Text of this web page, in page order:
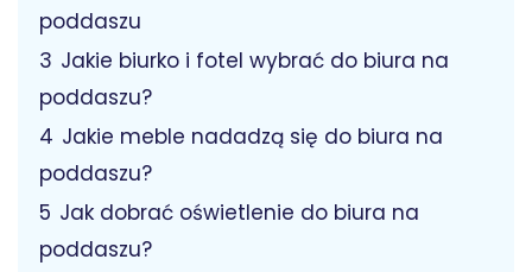
poddaszu
3 Jakie biurko i fotel wybrać do biura na
poddaszu?
4 Jakie meble nadadzą się do biura na
poddaszu?
5 Jak dobrać oświetlenie do biura na
poddaszu?